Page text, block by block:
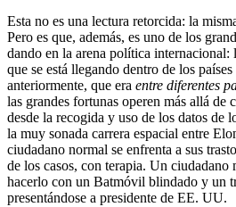
Esta no es una lectura retorcida: la
Pero es que, además, es uno de los
dando en la arena política internacional:
que se está llegando dentro de los
anteriormente, que era entre diferentes
las grandes fortunas operen más allá
desde la recogida y uso de los datos de
la muy sonada carrera espacial entre
ciudadano normal se enfrenta a sus
de los casos, con terapia. Un ciudadano
hacerlo con un Batmóvil blindado y un
presentándose a presidente de EE. UU.